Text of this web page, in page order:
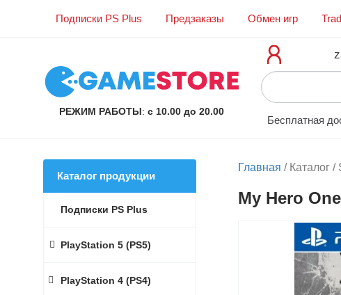
Подписки PS Plus Предзаказы Обмен игр
РЕЖИМ РАБОТЫ: с 10.00 до 20.00
Бесплатная
Главная / Каталог /
My Hero
Каталог продукции
Подписки PS Plus
PlayStation 5 (PS5)
PlayStation 4 (PS4)